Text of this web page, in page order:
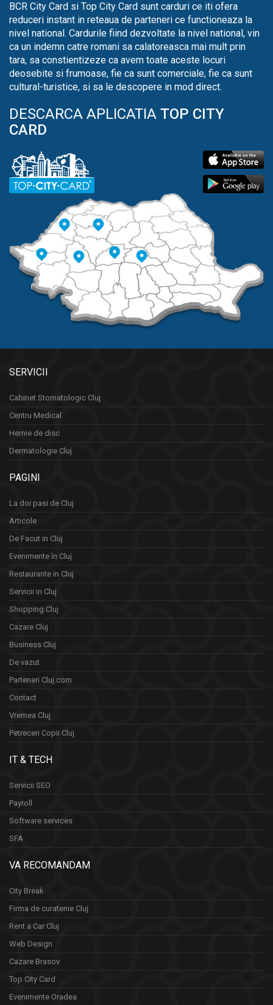
BCR City Card si Top City Card sunt carduri ce iti ofera
reduceri instant in reteaua de parteneri ce functioneaza la
nivel national. Cardurile fiind dezvoltate la nivel national, vin
ca un indemn catre romani sa calatoreasca mai mult prin
tara, sa constientizeze ca avem toate aceste locuri
deosebite si frumoase, fie ca sunt comerciale, fie ca sunt
cultural-turistice, si sa le descopere in mod direct.
DESCARCA APLICATIA TOP CITY
CARD
SERVICII
Cabinet Stomatologic Cluj
Centru Medical
Hernie de disc
Dermatologie Cluj
PAGINI
La doi pasi de Cluj
Articole
De Facut in Cluj
Evenimente în Cluj
Restaurante in Cluj
Servicii in Cluj
Shopping Cluj
Cazare Cluj
Business Cluj
De vazut
Parteneri Cluj.com
Contact
Vremea Cluj
Petreceri Copii Cluj
IT & TECH
Servicii SEO
Payroll
Software services
SFA
VA RECOMANDAM
City Break
Firma de curatenie Cluj
Rent a Car Cluj
Web Design
Cazare Brasov
Top City Card
Evenimente Oradea